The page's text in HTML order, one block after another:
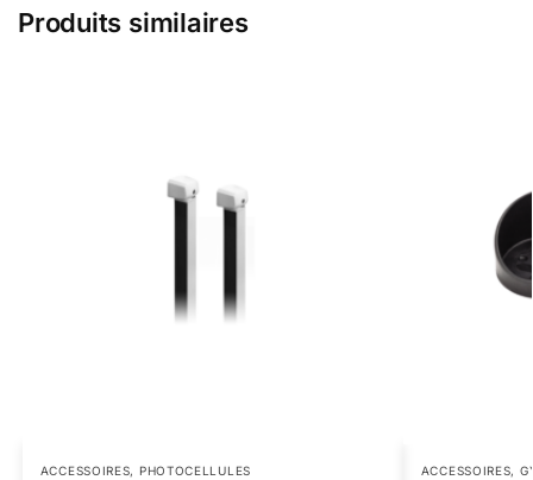
Produits similaires
ACCESSOIRES, PHOTOCELLULES ACCESSOIRES,